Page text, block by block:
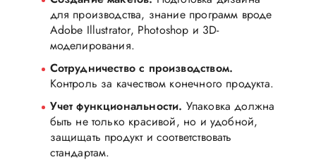
для производства, знание программ вроде
Adobe Illustrator, Photoshop и 3D-
моделирования.
Сотрудничество с производством.
Контроль за качеством конечного продукта.
Учет функциональности. Упаковка должна
быть не только красивой, но и удобной,
защищать продукт и соответствовать
стандартам.